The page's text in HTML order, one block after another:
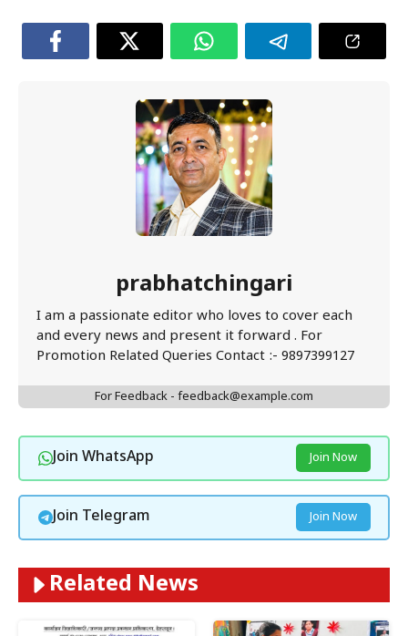
prabhatchingari
I am a passionate editor who loves to cover each
and every news and present it forward . For
Promotion Related Queries Contact :- 9897399127
For Feedback - feedback@example.com
Join WhatsApp Join Now
Join Telegram Join Now
Related News